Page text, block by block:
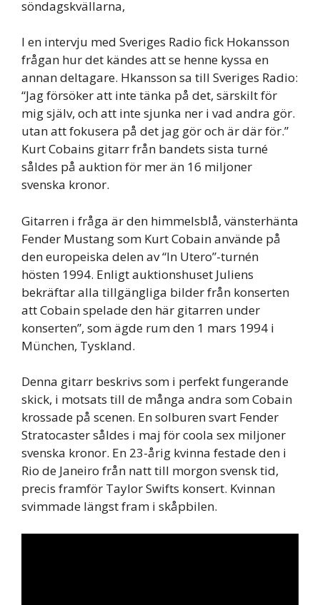
söndagskvällarna,
I en intervju med Sveriges Radio fick Hokansson
frågan hur det kändes att se henne kyssa en
annan deltagare. Hkansson sa till Sveriges Radio:
“Jag försöker att inte tänka på det, särskilt för
mig själv, och att inte sjunka ner i vad andra gör.
utan att fokusera på det jag gör och är där för.”
Kurt Cobains gitarr från bandets sista turné
såldes på auktion för mer än 16 miljoner
svenska kronor.
Gitarren i fråga är den himmelsblå, vänsterhänta
Fender Mustang som Kurt Cobain använde på
den europeiska delen av “In Utero”-turnén
hösten 1994. Enligt auktionshuset Juliens
bekräftar alla tillgängliga bilder från konserten
att Cobain spelade den här gitarren under
konserten”, som ägde rum den 1 mars 1994 i
München, Tyskland.
Denna gitarr beskrivs som i perfekt fungerande
skick, i motsats till de många andra som Cobain
krossade på scenen. En solburen svart Fender
Stratocaster såldes i maj för coola sex miljoner
svenska kronor. En 23-årig kvinna festade den i
Rio de Janeiro från natt till morgon svensk tid,
precis framför Taylor Swifts konsert. Kvinnan
svimmade längst fram i skåpbilen.